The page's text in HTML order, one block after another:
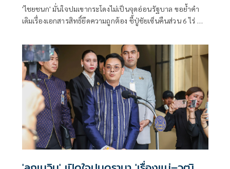
'ไชยชนก' มั่นใจปมเขากระโดงไม่เป็นจุดอ่อนรัฐบาล ขอย้ำคำ
เดิมเรื่องเอกสารสิทธิ์ยึดความถูกต้อง ชี้ปู่ชัยเซ็นคืนส่วน 6 ไร่ ที่
การ